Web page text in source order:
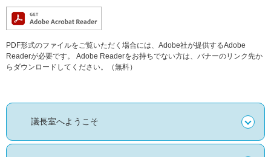
PDF形式のファイルをご覧いただく場合には、Adobe社が提供するAdobe
Readerが必要です。
Adobe Readerをお持ちでない方は、バナーのリンク先か
らダウンロードしてください。（無料）
議長室へようこそ